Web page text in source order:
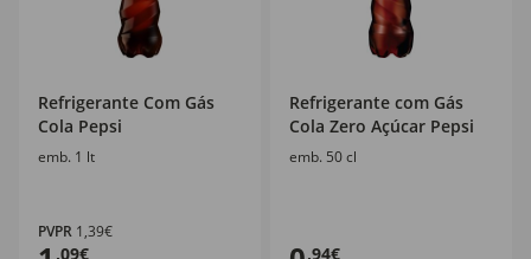
Refrigerante Com Gás
Cola Pepsi
emb. 1 lt
PVPR 1,39€
,09€
Refrigerante com Gás
Cola Zero Açúcar Pepsi
emb. 50 cl
,94€